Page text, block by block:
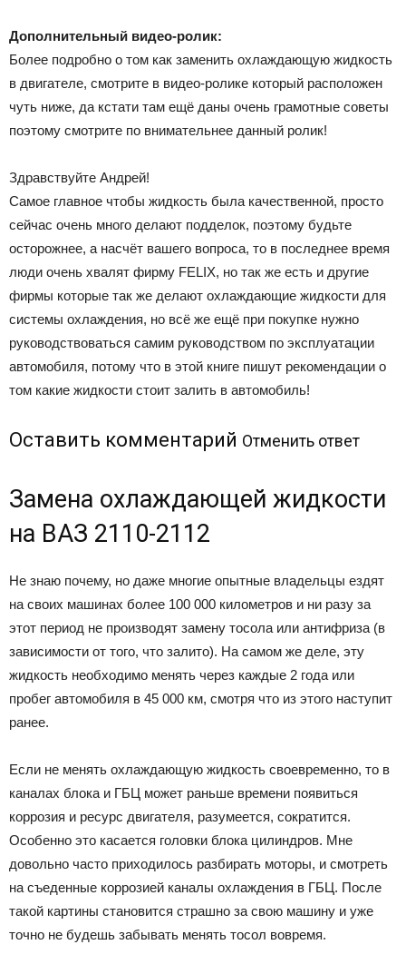
Дополнительный видео-ролик:
Более подробно о том как заменить охлаждающую жидкость
в двигателе, смотрите в видео-ролике который расположен
чуть ниже, да кстати там ещё даны очень грамотные советы
поэтому смотрите по внимательнее данный ролик!
Здравствуйте Андрей!
Самое главное чтобы жидкость была качественной, просто
сейчас очень много делают подделок, поэтому будьте
осторожнее, а насчёт вашего вопроса, то в последнее время
люди очень хвалят фирму FELIX, но так же есть и другие
фирмы которые так же делают охлаждающие жидкости для
системы охлаждения, но всё же ещё при покупке нужно
руководствоваться самим руководством по эксплуатации
автомобиля, потому что в этой книге пишут рекомендации о
том какие жидкости стоит залить в автомобиль!
Оставить комментарий Отменить ответ
Замена охлаждающей жидкости
на ВАЗ 2110-2112
Не знаю почему, но даже многие опытные владельцы ездят
на своих машинах более 100 000 километров и ни разу за
этот период не производят замену тосола или антифриза (в
зависимости от того, что залито). На самом же деле, эту
жидкость необходимо менять через каждые 2 года или
пробег автомобиля в 45 000 км, смотря что из этого наступит
ранее.
Если не менять охлаждающую жидкость своевременно, то в
каналах блока и ГБЦ может раньше времени появиться
коррозия и ресурс двигателя, разумеется, сократится.
Особенно это касается головки блока цилиндров. Мне
довольно часто приходилось разбирать моторы, и смотреть
на съеденные коррозией каналы охлаждения в ГБЦ. После
такой картины становится страшно за свою машину и уже
точно не будешь забывать менять тосол вовремя.